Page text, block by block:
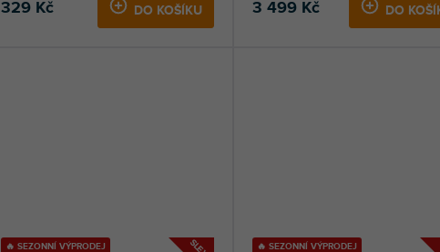
329 Kč DO KOŠÍKU 3 499 Kč DO
🔥 SEZONNÍ VÝPRODEJ 🔥 SEZONNÍ VÝPRODEJ